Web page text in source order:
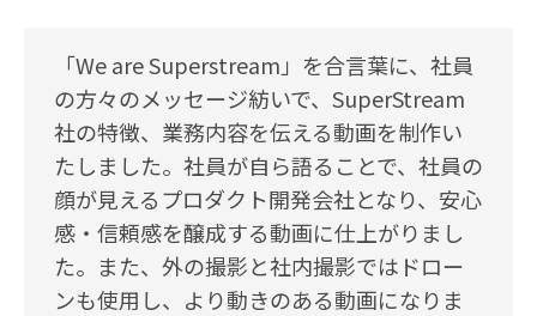
「We are Superstream」を合言葉に、社員
の方々のメッセージ紡いで、SuperStream
社の特徴、業務内容を伝える動画を制作い
たしました。社員が自ら語ることで、社員の
顔が見えるプロダクト開発会社となり、安心
感・信頼感を醸成する動画に仕上がりまし
た。また、外の撮影と社内撮影ではドロー
ンも使用し、より動きのある動画になりま